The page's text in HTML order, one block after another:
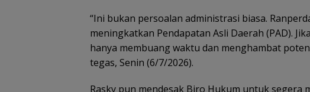
“Ini bukan persoalan administrasi biasa.
meningkatkan Pendapatan Asli Daerah (PAD).
hanya membuang waktu dan menghambat
tegas, Senin (6/7/2026).
Rasky pun mendesak Biro Hukum untuk segera